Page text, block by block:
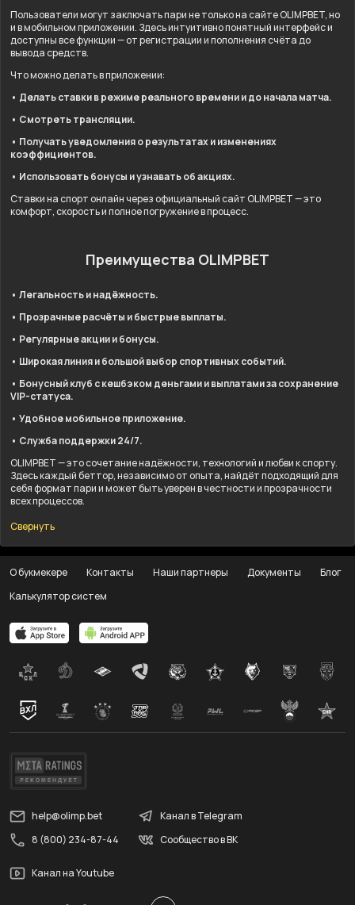
Пользователи могут заключать пари не только на сайте OLIMPBET, но
и в мобильном приложении. Здесь интуитивно понятный интерфейс и
доступны все функции — от регистрации и пополнения счёта до
вывода средств.
Что можно делать в приложении:
• Делать ставки в режиме реального времени и до начала матча.
• Смотреть трансляции.
• Получать уведомления о результатах и изменениях
коэффициентов.
• Использовать бонусы и узнавать об акциях.
Ставки на спорт онлайн через официальный сайт OLIMPBET — это
комфорт, скорость и полное погружение в процесс.
Преимущества OLIMPBET
• Легальность и надёжность.
• Прозрачные расчёты и быстрые выплаты.
• Регулярные акции и бонусы.
• Широкая линия и большой выбор спортивных событий.
• Бонусный клуб с кешбэком деньгами и выплатами за сохранение
VIP-статуса.
• Удобное мобильное приложение.
• Служба поддержки 24/7.
OLIMPBET — это сочетание надёжности, технологий и любви к спорту.
Здесь каждый беттор, независимо от опыта, найдёт подходящий для
себя формат пари и может быть уверен в честности и прозрачности
всех процессов.
Свернуть
О букмекере Контакты Наши партнеры Документы
Блог
Калькулятор систем
help@olimp.bet
8 (800) 234-87-44
Канал в Telegram
Сообщество в ВК
Канал на Youtube